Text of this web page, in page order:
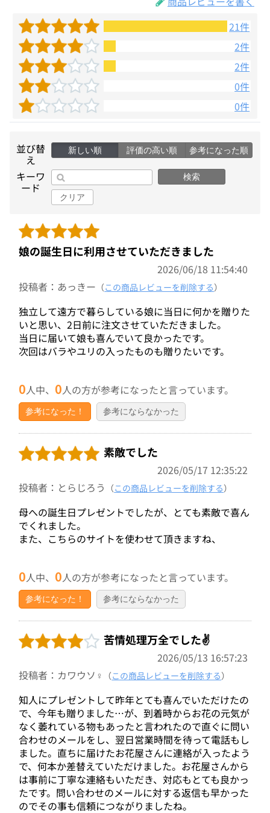
21件
2件
2件
0件
0件
並び替
え
新しい順 評価の高い順 参考になった順
キーワ
ード
検索
クリア
娘の誕生日に利用させていただきました
2026/06/18 11:54:40
投稿者：あっきー （この商品レビューを削除する）
独立して遠方で暮らしている娘に当日に何かを贈りた
いと思い、2日前に注文させていただきました。
当日に届いて娘も喜んでいて良かったです。
次回はバラやユリの入ったものも贈りたいです。
0人中、0人の方が参考になったと言っています。
参考になった！ 参考にならなかった
素敵でした
2026/05/17 12:35:22
投稿者：とらじろう （この商品レビューを削除する）
母への誕生日プレゼントでしたが、とても素敵で喜ん
でくれました。
また、こちらのサイトを使わせて頂きますね、
0人中、0人の方が参考になったと言っています。
参考になった！ 参考にならなかった
苦情処理万全でした✌️
2026/05/13 16:57:23
投稿者：カワウソ♀ （この商品レビューを削除する）
知人にプレゼントして昨年とても喜んでいただけたの
で、今年も贈りました…が、到着時からお花の元気が
なく萎れている物もあったと言われたので直ぐに問い
合わせのメールをし、翌日営業時間を待って電話もし
ました。直ちに届けたお花屋さんに連絡が入ったよう
で、何本か差替えていただけました。お花屋さんから
は事前に丁寧な連絡もいただき、対応もとても良かっ
たです。問い合わせのメールに対する返信も早かった
のでその事も信頼につながりましたね。